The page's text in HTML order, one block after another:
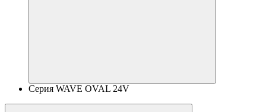
Серия WAVE OVAL 24V